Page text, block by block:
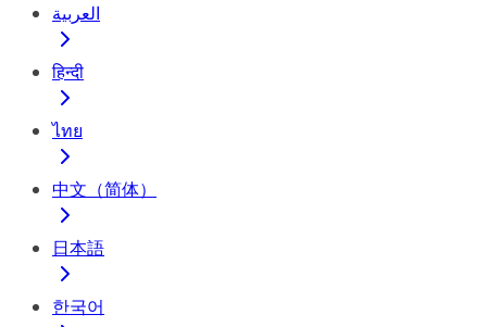
العربية
हिन्दी
ไทย
中文（简体）
日本語
한국어